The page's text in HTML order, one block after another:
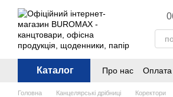
Перейти до основного контенту
Каталог Про нас Оплата
Головна Канцелярські дрібниці Коректори